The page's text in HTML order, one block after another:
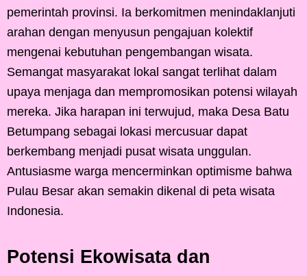
pemerintah provinsi. Ia berkomitmen menindaklanjuti
arahan dengan menyusun pengajuan kolektif
mengenai kebutuhan pengembangan wisata.
Semangat masyarakat lokal sangat terlihat dalam
upaya menjaga dan mempromosikan potensi wilayah
mereka. Jika harapan ini terwujud, maka Desa Batu
Betumpang sebagai lokasi mercusuar dapat
berkembang menjadi pusat wisata unggulan.
Antusiasme warga mencerminkan optimisme bahwa
Pulau Besar akan semakin dikenal di peta wisata
Indonesia.
Potensi Ekowisata dan